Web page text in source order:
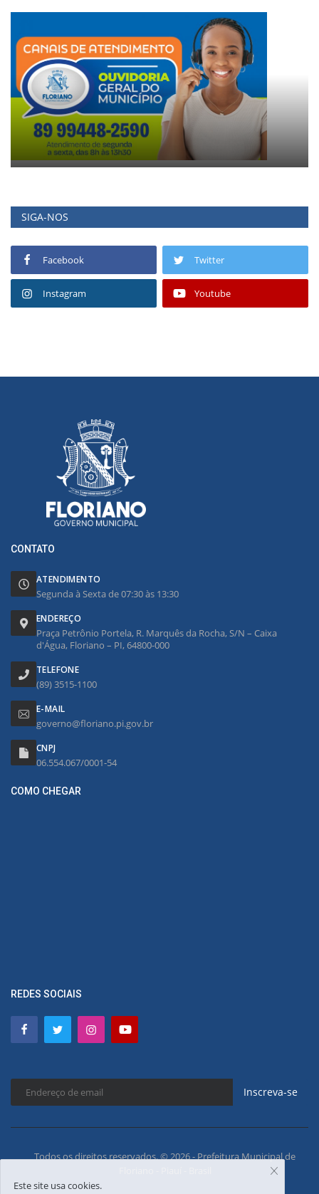
SIGA-NOS
Facebook Twitter
Instagram Youtube
CONTATO
ATENDIMENTO
Segunda à Sexta de 07:30 às 13:30
ENDEREÇO
Praça Petrônio Portela, R. Marquês da Rocha, S/N – Caixa
d'Água, Floriano – PI, 64800-000
TELEFONE
(89) 3515-1100
E-MAIL
governo@floriano.pi.gov.br
CNPJ
06.554.067/0001-54
COMO CHEGAR
REDES SOCIAIS
Inscreva-se
Todos os direitos reservados. © 2026 - Prefeitura Municipal de
Este site usa cookies.